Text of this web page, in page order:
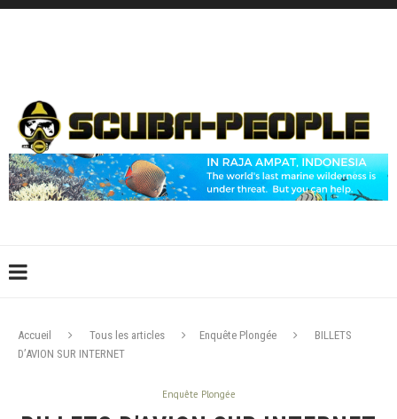
Accueil Tous les articles Enquête Plongée
BILLETS
D’AVION SUR INTERNET
Enquête Plongée